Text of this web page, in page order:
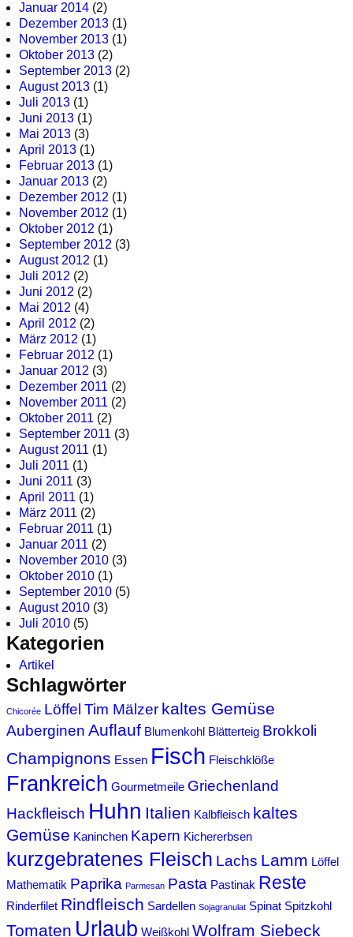
Januar 2014 (2)
Dezember 2013 (1)
November 2013 (1)
Oktober 2013 (2)
September 2013 (2)
August 2013 (1)
Juli 2013 (1)
Juni 2013 (1)
Mai 2013 (3)
April 2013 (1)
Februar 2013 (1)
Januar 2013 (2)
Dezember 2012 (1)
November 2012 (1)
Oktober 2012 (1)
September 2012 (3)
August 2012 (1)
Juli 2012 (2)
Juni 2012 (2)
Mai 2012 (4)
April 2012 (2)
März 2012 (1)
Februar 2012 (1)
Januar 2012 (3)
Dezember 2011 (2)
November 2011 (2)
Oktober 2011 (2)
September 2011 (3)
August 2011 (1)
Juli 2011 (1)
Juni 2011 (3)
April 2011 (1)
März 2011 (2)
Februar 2011 (1)
Januar 2011 (2)
November 2010 (3)
Oktober 2010 (1)
September 2010 (5)
August 2010 (3)
Juli 2010 (5)
Kategorien
Artikel
Schlagwörter
Chicorée Löffel Tim Mälzer kaltes Gemüse
Auberginen Auflauf Blumenkohl Blätterteig Brokkoli
Champignons Essen Fisch Fleischklöße
Frankreich Gourmetmeile Griechenland
Hackfleisch Huhn Italien Kalbfleisch kaltes
Gemüse Kaninchen Kapern Kichererbsen
kurzgebratenes Fleisch Lachs Lamm Löffel
Mathematik Paprika Parmesan Pasta Pastinak Reste
Rinderfilet Rindfleisch Sardellen Sojagranulat Spinat Spitzkohl
Tomaten Urlaub Weißkohl Wolfram Siebeck